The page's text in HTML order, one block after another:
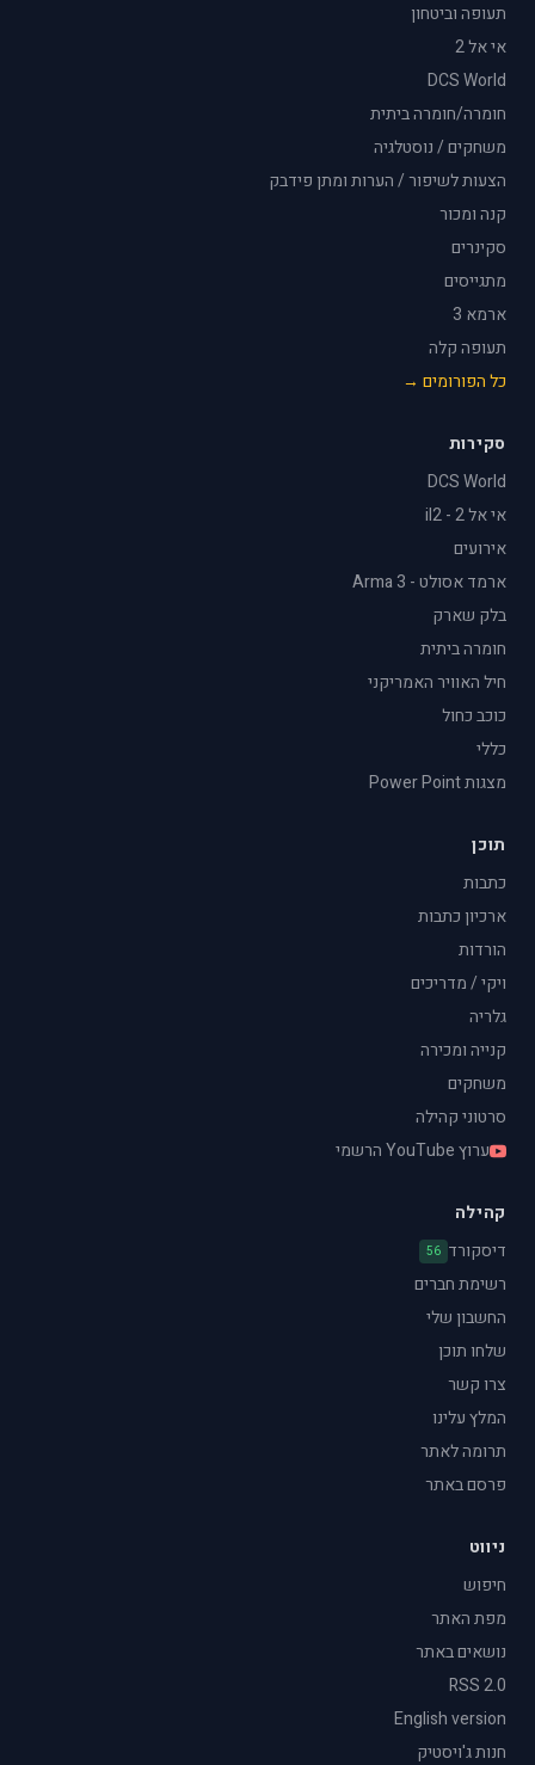
תעופה וביטחון
אי אל 2
DCS World
חומרה/חומרה ביתית
משחקים / נוסטלגיה
הצעות לשיפור / הערות ומתן פידבק
קנה ומכור
סקינרים
מתגייסים
ארמא 3
תעופה קלה
כל הפורומים →
סקירות
DCS World
אי אל 2 - il2
אירועים
ארמד אסולט - Arma 3
בלק שארק
חומרה ביתית
חיל האוויר האמריקני
כוכב כחול
כללי
מצגות Power Point
תוכן
כתבות
ארכיון כתבות
הורדות
ויקי / מדריכים
גלריה
קנייה ומכירה
משחקים
סרטוני קהילה
ערוץ YouTube הרשמי
קהילה
דיסקורד 56
רשימת חברים
החשבון שלי
שלחו תוכן
צרו קשר
המלץ עלינו
תרומה לאתר
פרסם באתר
ניווט
חיפוש
מפת האתר
נושאים באתר
RSS 2.0
English version
חנות ג'ויסטיק